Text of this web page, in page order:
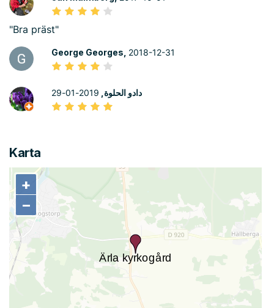
"Bra präst"
George Georges, 2018-12-31
دادو الحلوة, 2019-01-29
Karta
+
−
+
−